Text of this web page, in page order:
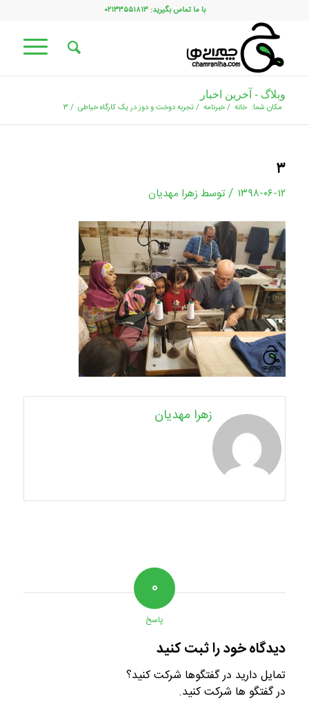
با ما تماس بگیرید: ۰۲۱۳۳۵۵۱۸۱۳
وبلاگ - آخرین اخبار
مکان شما: خانه /خبرنامه /تجربه دوخت و دوز در یک کارگاه خیاطی / ۳
۳
۱۳۹۸-۰۶-۱۲ / توسط زهرا مهدیان
زهرا مهدیان
۰
پاسخ
دیدگاه خود را ثبت کنید
تمایل دارید در گفتگوها شرکت کنید؟
در گفتگو ها شرکت کنید.